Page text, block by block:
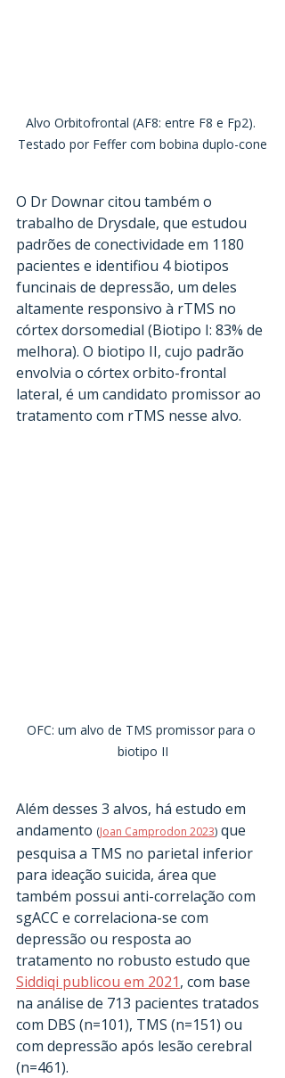
Alvo Orbitofrontal (AF8: entre F8 e Fp2).
Testado por Feffer com bobina duplo-cone
O Dr Downar citou também o
trabalho de Drysdale, que estudou
padrões de conectividade em 1180
pacientes e identifiou 4 biotipos
funcinais de depressão, um deles
altamente responsivo à rTMS no
córtex dorsomedial (Biotipo I: 83% de
melhora). O biotipo II, cujo padrão
envolvia o córtex orbito-frontal
lateral, é um candidato promissor ao
tratamento com rTMS nesse alvo.
OFC: um alvo de TMS promissor para o
biotipo II
Além desses 3 alvos, há estudo em
andamento (Joan Camprodon 2023) que
pesquisa a TMS no parietal inferior
para ideação suicida, área que
também possui anti-correlação com
sgACC e correlaciona-se com
depressão ou resposta ao
tratamento no robusto estudo que
Siddiqi publicou em 2021, com base
na análise de 713 pacientes tratados
com DBS (n=101), TMS (n=151) ou
com depressão após lesão cerebral
(n=461).